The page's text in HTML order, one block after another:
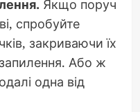
Якщо поруч
спробуйте
закриваючи їх
Або ж
одна від